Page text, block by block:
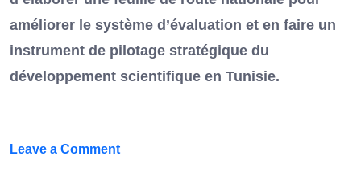
améliorer le système d’évaluation et en faire un
instrument de pilotage stratégique du
développement scientifique en Tunisie.
Leave a Commenton